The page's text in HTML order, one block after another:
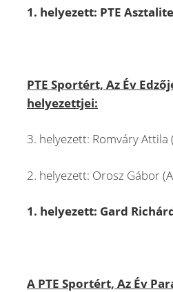
1. helyezett: PTE
PTE Sportért, Az Év
helyezettjei:
3. helyezett: Romváry Attila
2. helyezett: Orosz Gábor
1. helyezett: Gard
A PTE Sportért, Az Év